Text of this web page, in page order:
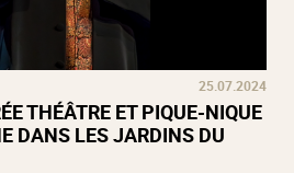
25.07.2024
THÉÂTRE ET PIQUE-NIQUE
DANS LES JARDINS DU